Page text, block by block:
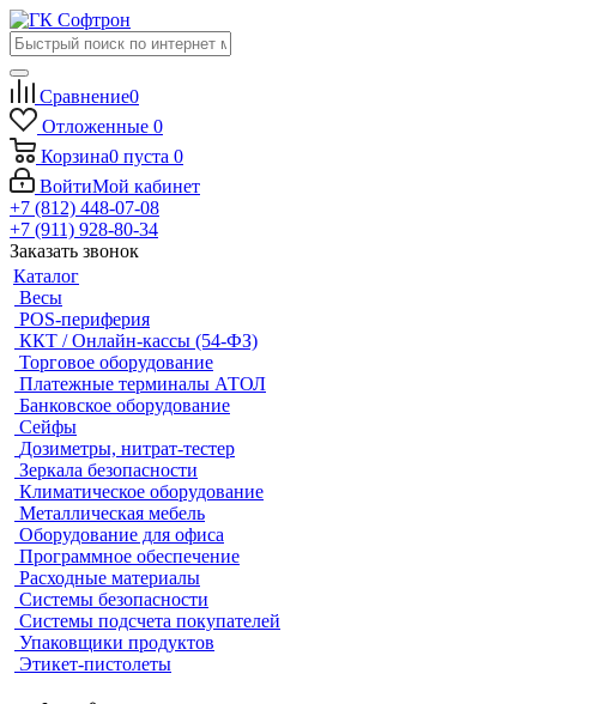
Сравнение0
Отложенные 0
Корзина0 пуста 0
ВойтиМой кабинет
+7 (812) 448-07-08
+7 (911) 928-80-34
Заказать звонок
Каталог
Весы
POS-периферия
ККТ / Онлайн-кассы (54-ФЗ)
Торговое оборудование
Платежные терминалы АТОЛ
Банковское оборудование
Сейфы
Дозиметры, нитрат-тестер
Зеркала безопасности
Климатическое оборудование
Металлическая мебель
Оборудование для офиса
Программное обеспечение
Расходные материалы
Системы безопасности
Системы подсчета покупателей
Упаковщики продуктов
Этикет-пистолеты